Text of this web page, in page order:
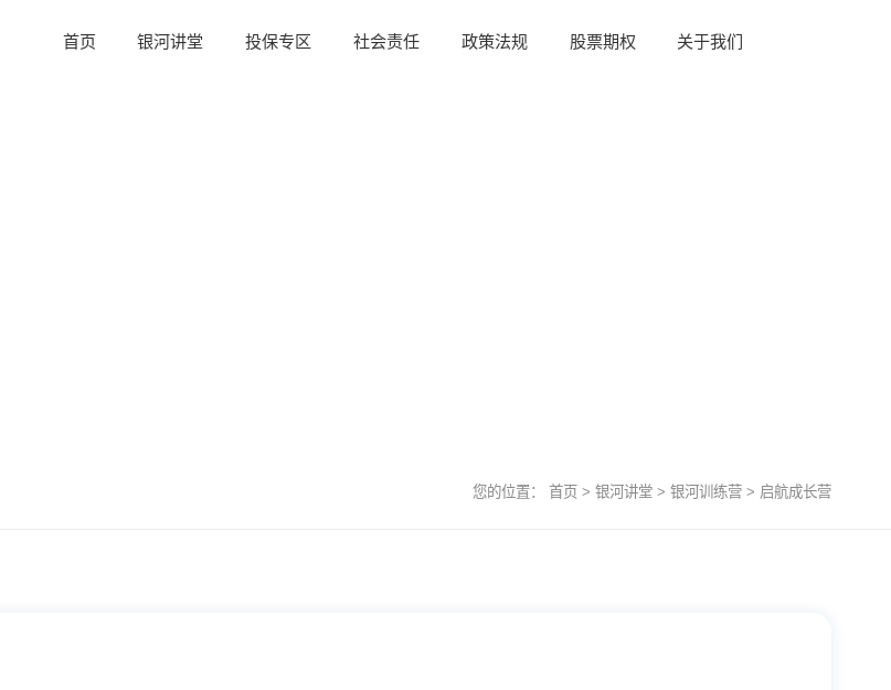
首页 银河讲堂 投保专区 社会责任 政策法规 股票期权 关于我们
您的位置：首页 >银河讲堂 >银河训练营 > 启航成长营